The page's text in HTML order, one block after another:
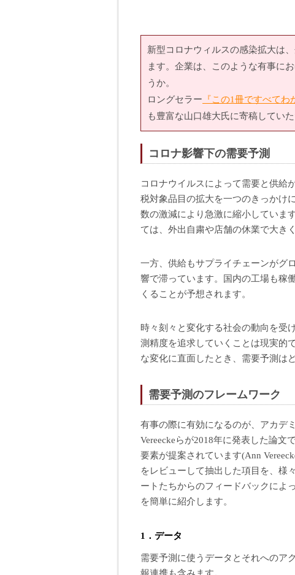
新型コロナウィルスの感染拡大は
ます。企業は、このような有事に
うか。
ロングセラー 『この1冊ですべて
も豊富な山口雄大氏に寄稿していた
コロナ影響下の需要予測
コロナウイルスによって需要と供給
税対象品目の拡大を一つのきっかけ
数の激減により急激に縮小していま
ては、外出自粛や店舗の休業で大き
一方、供給もサプライチェーンがグ
響で滞っています。国内の工場も稼
くることが予想されます。
時々刻々と変化する社会の動向を受
測精度を追求していくことは現実的
な変化に直面したとき、需要予測は
需要予測のフレームワーク
有事の際に有効になるのが、アカデ
Vereeckeらが2018年に発表した論文
要素が提案されています(Ann
をレビューして抽出した項目を、様
ートたちからのフィードバックによ
を簡単に紹介します。
1．データ
需要予測に使うデータとそれへのア